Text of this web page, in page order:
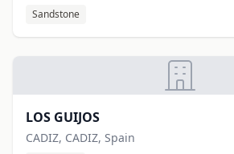
Sandstone
LOS GUIJOS
CADIZ, CADIZ, Spain